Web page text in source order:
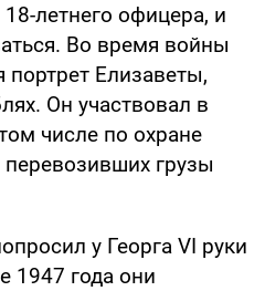
летнего офицера, и
Во время войны
Елизаветы,
Он участвовал в
числе по охране
грузы
у Георга VI руки
1947 года они